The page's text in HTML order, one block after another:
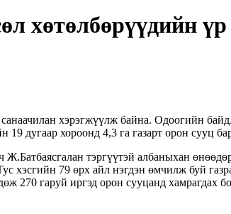
хөтөлбөрүүдийн
хэрэгжүүлж байна. Одоогийн
дугаар хороонд 4,3 га газарт орон сууц
тэргүүтэй албаныхан
хэсгийн 79 өрх айл нэгдэн өмчилж буй
270 гаруй иргэд орон сууцанд хамрагдах